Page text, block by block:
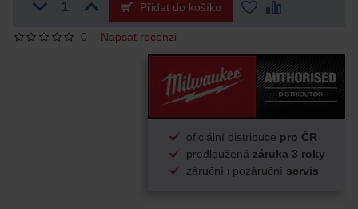
0 - Napsat recenzi
Přidat do košíku
oficiální distribuce pro ČR
prodloužená záruka 3 roky
záruční i pozáruční servis